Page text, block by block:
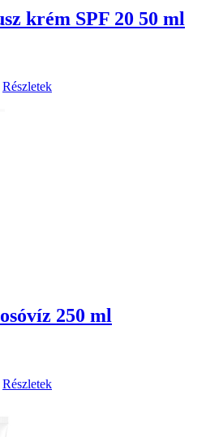
krém SPF 20 50 ml
Részletek
250 ml
Részletek